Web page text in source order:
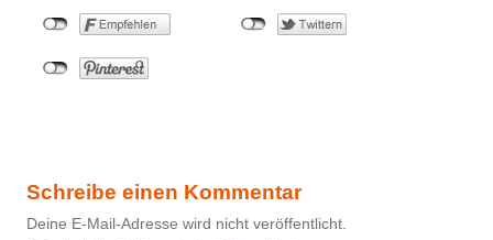
Schreibe einen Kommentar
Deine E-Mail-Adresse wird nicht veröffentlicht.